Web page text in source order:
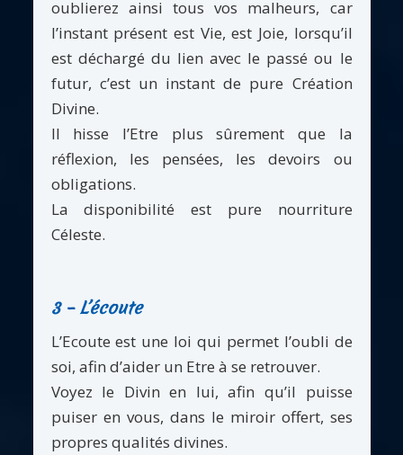
oublierez ainsi tous vos malheurs, car
l’instant présent est Vie, est Joie, lorsqu’il
est déchargé du lien avec le passé ou le
futur, c’est un instant de pure Création
Divine.
Il hisse l’Etre plus sûrement que la
réflexion, les pensées, les devoirs ou
obligations.
La disponibilité est pure nourriture
Céleste.
3 – L’écoute
L’Ecoute est une loi qui permet l’oubli de
soi, afin d’aider un Etre à se retrouver.
Voyez le Divin en lui, afin qu’il puisse
puiser en vous, dans le miroir offert, ses
propres qualités divines.